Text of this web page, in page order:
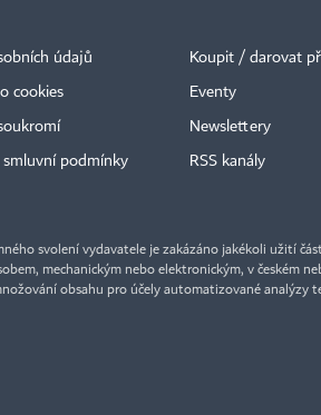
údajů
cookies
smluvní podmínky
Koupit / darovat
Eventy
Newslettery
RSS kanály
svolení vydavatele je zakázáno jakékoli užití
mechanickým nebo elektronickým, v českém
obsahu pro účely automatizované analýzy